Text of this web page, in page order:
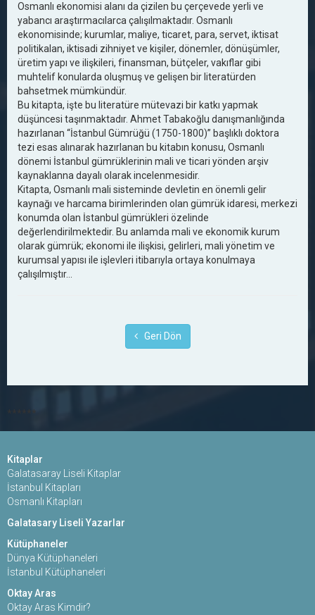
Osmanlı ekonomisi alanı da çizilen bu çerçevede yerli ve
yabancı araştırmacılarca çalışılmaktadır. Osmanlı
ekonomisinde; kurumlar, maliye, ticaret, para, servet, iktisat
politikalan, iktisadi zihniyet ve kişiler, dönemler, dönüşümler,
üretim yapı ve ilişkileri, finansman, bütçeler, vakıflar gibi
muhtelif konularda oluşmuş ve gelişen bir literatürden
bahsetmek mümkündür.
Bu kitapta, işte bu literatüre mütevazi bir katkı yapmak
düşüncesi taşınmaktadır. Ahmet Tabakoğlu danışmanlığında
hazırlanan “İstanbul Gümrüğü (1750-1800)” başlıklı doktora
tezi esas alınarak hazırlanan bu kitabın konusu, Osmanlı
dönemi İstanbul gümrüklerinin mali ve ticari yönden arşiv
kaynaklanna dayalı olarak incelenmesidir.
Kitapta, Osmanlı mali sisteminde devletin en önemli gelir
kaynağı ve harcama birimlerinden olan gümrük idaresi, merkezi
konumda olan İstanbul gümrükleri özelinde
değerlendirilmektedir. Bu anlamda mali ve ekonomik kurum
olarak gümrük; ekonomi ile ilişkisi, gelirleri, mali yönetim ve
kurumsal yapısı ile işlevleri itibarıyla ortaya konulmaya
çalışılmıştır...
Geri Dön
******
Kitaplar
Galatasaray Liseli Kitaplar
İstanbul Kitapları
Osmanlı Kitapları
Galatasary Liseli Yazarlar
Kütüphaneler
Dünya Kütüphaneleri
İstanbul Kütüphaneleri
Oktay Aras
Oktay Aras Kimdir?